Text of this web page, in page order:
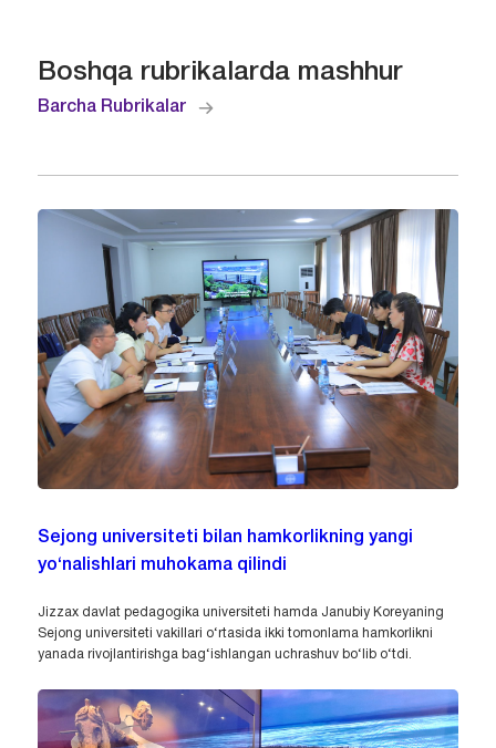
Boshqa rubrikalarda mashhur
Barcha Rubrikalar
Sejong universiteti bilan hamkorlikning yangi
yo‘nalishlari muhokama qilindi
Jizzax davlat pedagogika universiteti hamda Janubiy Koreyaning
Sejong universiteti vakillari o‘rtasida ikki tomonlama hamkorlikni
yanada rivojlantirishga bag‘ishlangan uchrashuv bo‘lib o‘tdi.